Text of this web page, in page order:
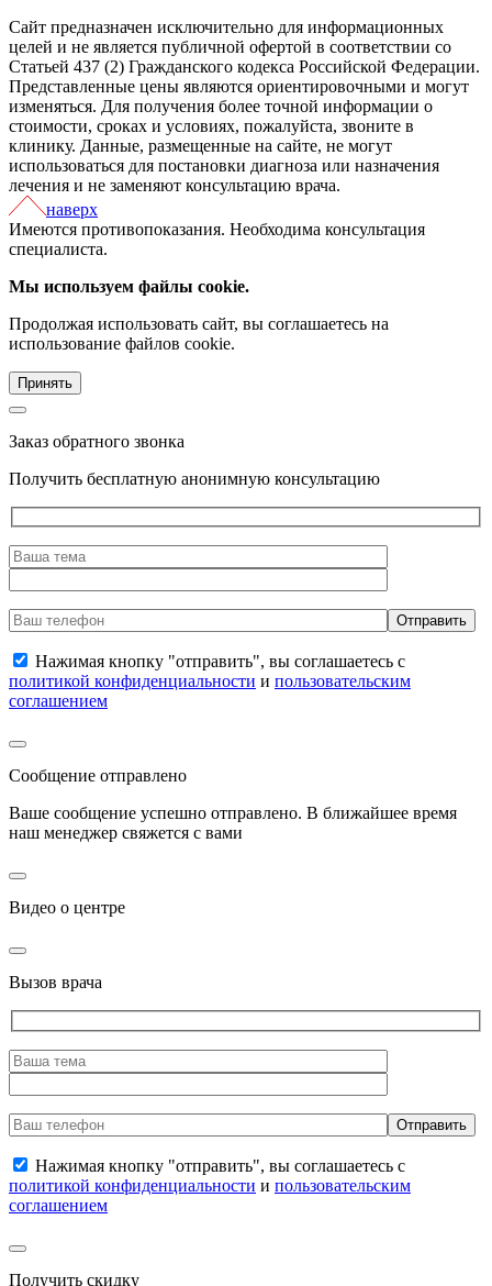
Сайт предназначен исключительно для информационных
целей и не является публичной офертой в соответствии со
Статьей 437 (2) Гражданского кодекса Российской Федерации.
Представленные цены являются ориентировочными и могут
изменяться. Для получения более точной информации о
стоимости, сроках и условиях, пожалуйста, звоните в
клинику. Данные, размещенные на сайте, не могут
использоваться для постановки диагноза или назначения
лечения и не заменяют консультацию врача.
наверх
Имеются противопоказания. Необходима консультация
специалиста.
Мы используем файлы cookie.
Продолжая использовать сайт, вы соглашаетесь на
использование файлов cookie.
Принять
Заказ обратного звонка
Получить бесплатную анонимную консультацию
Нажимая кнопку "отправить", вы соглашаетесь с
политикой конфиденциальности и пользовательским
соглашением
Сообщение отправлено
Ваше сообщение успешно отправлено. В ближайшее время
наш менеджер свяжется с вами
Видео о центре
Вызов врача
Нажимая кнопку "отправить", вы соглашаетесь с
политикой конфиденциальности и пользовательским
соглашением
Получить скидку